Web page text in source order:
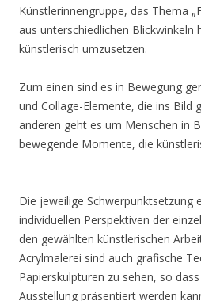
Künstlerinnengruppe, das Thema
aus unterschiedlichen Blickwinkeln
künstlerisch umzusetzen.
Zum einen sind es in Bewegung
und Collage-Elemente, die ins Bild
anderen geht es um Menschen in
bewegende Momente, die
Die jeweilige Schwerpunktsetzung
individuellen Perspektiven der
den gewählten künstlerischen
Acrylmalerei sind auch grafische
Papierskulpturen zu sehen, so
Ausstellung präsentiert werden